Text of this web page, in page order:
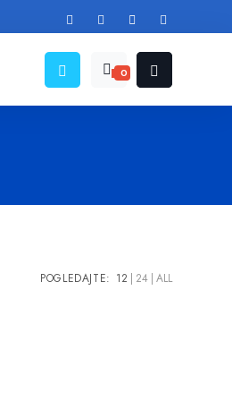
0
POGLEDAJTE: 12 24 ALL